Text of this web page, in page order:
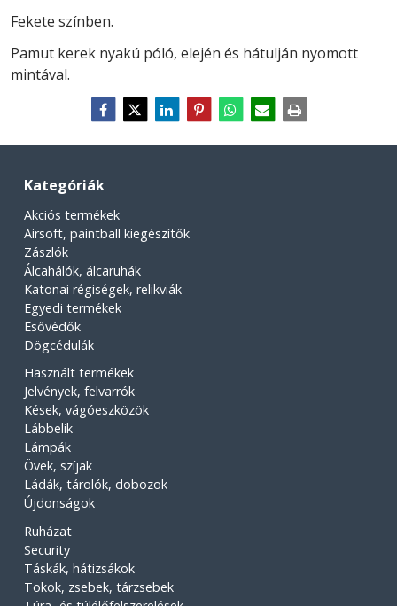
Fekete színben.
Pamut kerek nyakú póló, elején és hátulján nyomott
mintával.
Kategóriák
Akciós termékek
Airsoft, paintball kiegészítők
Zászlók
Álcahálók, álcaruhák
Katonai régiségek, relikviák
Egyedi termékek
Esővédők
Dögcédulák
Használt termékek
Jelvények, felvarrók
Kések, vágóeszközök
Lábbelik
Lámpák
Övek, szíjak
Ládák, tárolók, dobozok
Újdonságok
Ruházat
Security
Táskák, hátizsákok
Tokok, zsebek, tárzsebek